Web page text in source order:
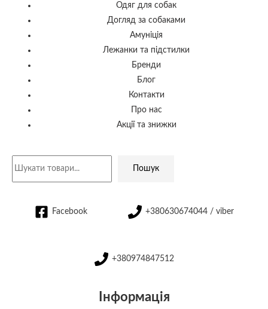
Одяг для собак
Догляд за собаками
Амуніція
Лежанки та підстилки
Бренди
Блог
Контакти
Про нас
Акції та знижки
Пошук
Facebook +380630674044 / viber
+380974847512
Інформація